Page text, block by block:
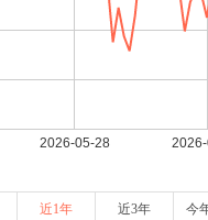
近1年 近3年 今